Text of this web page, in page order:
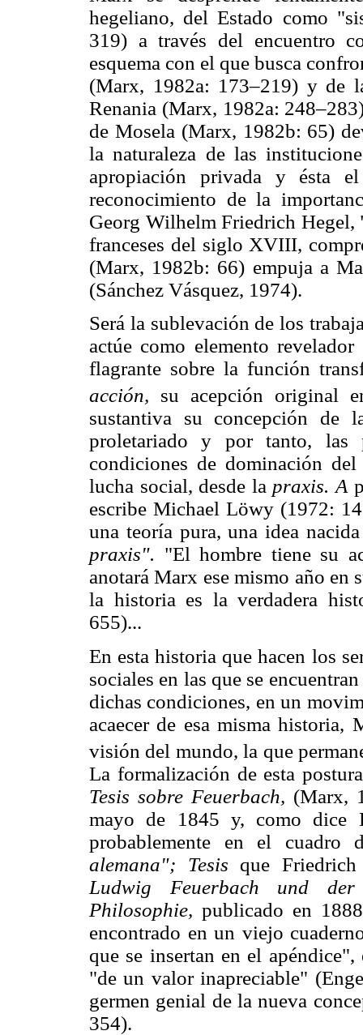
hegeliano, del Estado como
319) a través del encuentro
esquema con el que busca
(Marx, 1982a: 173–219) y de
Renania (Marx, 1982a:
de Mosela (Marx, 1982b: 65)
la naturaleza de las
apropiación privada y ésta
reconocimiento de la
Georg Wilhelm Friedrich Hegel,
franceses del siglo XVIII,
(Marx, 1982b: 66) empuja a
(Sánchez Vásquez, 1974).
Será la sublevación de los
actúe como elemento
flagrante sobre la función
acción, su acepción original
sustantiva su concepción de
proletariado y por tanto, las
condiciones de dominación
lucha social, desde la praxis. A
escribe Michael Löwy (1972:
una teoría pura, una idea
praxis". "El hombre tiene su
anotará Marx ese mismo año en
la historia es la verdadera
655)...
En esta historia que hacen los
sociales en las que se
dichas condiciones, en un
acaecer de esa misma
visión del mundo, la que
La formalización de esta
Tesis sobre Feuerbach, (Marx,
mayo de 1845 y, como
probablemente en el
alemana"; Tesis que
Ludwig Feuerbach und der
Philosophie,publicado en
encontrado en un viejo
que se insertan en el
"de un valor inapreciable"
germen genial de la nueva
354).